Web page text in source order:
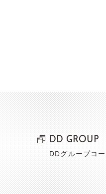
DD GROUP
DDグループコ